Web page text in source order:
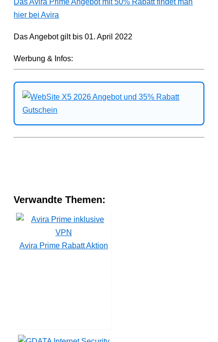
hier bei Avira
Das Angebot gilt bis 01. April 2022
Werbung & Infos:
Verwandte Themen:
Avira Prime Rabatt Aktion